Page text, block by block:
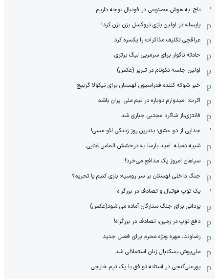
تاج: به هوش مصنوعی در فوتبال توجه داریم
یایسله در اولین بازی نیوکسل بزن بزن کرد!
عراقچی تکلیف مذاکرات را یکسره کرد
حادثه ناگوار برای سرمربی لیگ برتری
اولین جلسه نکونام در تبریز (عکس)
خبر شوکه کننده فدراسیون لهستان برای نیکولا گربیچ
اکرت: امیدوارم دوباره در تیم ملی ایران باشم
فانتزی‌باز شاگرد مجتبی جباری شد
جدایی از دو عشق؛ بدترین روز زندگی لئو مسی!
شبیه دمبله: امید بارسا به درخشش الماس غنایی
سپاهان امروز یک مدافع می‌خرد!
جنگ داخلی لهستان بر سر روسیه: بازی کنیم یا تحریم؟
یک توپ فوتبال و تصادف در بزرگراه
یزدانی برای جنگ ستارگان آماده می شود(عکس)
دفع توپ در زمین، تصادف در بزرگراه!
رضاوند، مهره ویژه محرم برای فصل جدید
ملی‌پوش بسکتبال زنان استقلالی شد
پورعلی‌گنجی در آستانه توافق با یک تیم خارجی